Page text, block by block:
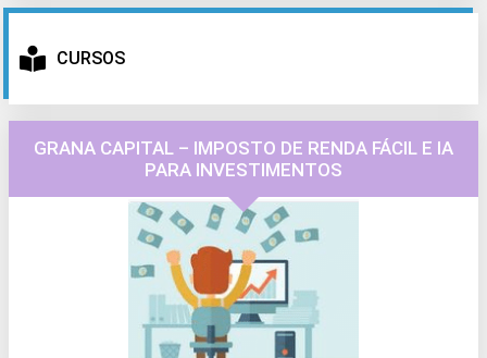
CURSOS
GRANA CAPITAL – IMPOSTO DE RENDA FÁCIL E IA
PARA INVESTIMENTOS